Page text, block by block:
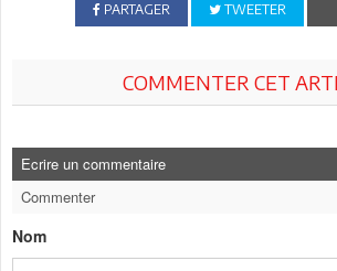
PARTAGER TWEETER
COMMENTER CET
Ecrire un commentaire
Commenter
Nom